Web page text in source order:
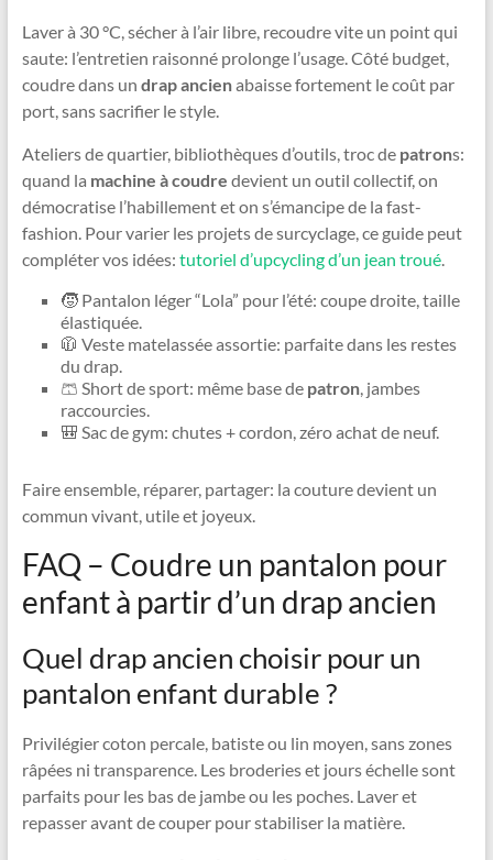
Laver à 30 °C, sécher à l’air libre, recoudre vite un point qui
saute: l’entretien raisonné prolonge l’usage. Côté budget,
coudre dans un drap ancienabaisse fortement le coût par
port, sans sacrifier le style.
Ateliers de quartier, bibliothèques d’outils, troc de patrons:
quand la machine à coudre devient un outil collectif, on
démocratise l’habillement et on s’émancipe de la fast-
fashion. Pour varier les projets de surcyclage, ce guide peut
compléter vos idées: tutoriel d’upcycling d’un jean troué.
🧒 Pantalon léger “Lola” pour l’été: coupe droite, taille
élastiquée.
🧥 Veste matelassée assortie: parfaite dans les restes
du drap.
🩳 Short de sport: même base de patron, jambes
raccourcies.
🎒 Sac de gym: chutes + cordon, zéro achat de neuf.
Faire ensemble, réparer, partager: la couture devient un
commun vivant, utile et joyeux.
FAQ – Coudre un pantalon pour
enfant à partir d’un drap ancien
Quel drap ancien choisir pour un
pantalon enfant durable ?
Privilégier coton percale, batiste ou lin moyen, sans zones
râpées ni transparence. Les broderies et jours échelle sont
parfaits pour les bas de jambe ou les poches. Laver et
repasser avant de couper pour stabiliser la matière.